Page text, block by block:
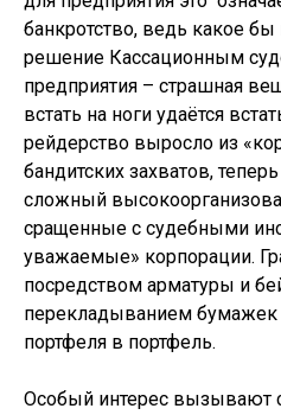
банкротство, ведь какое
решение Кассационным
предприятия – страшная
встать на ноги удаётся
рейдерство выросло из
бандитских захватов,
сложный
сращенные с судебными
уважаемые» корпорации.
посредством арматуры и
перекладыванием бумажек
портфеля в портфель.
Особый интерес вызывают